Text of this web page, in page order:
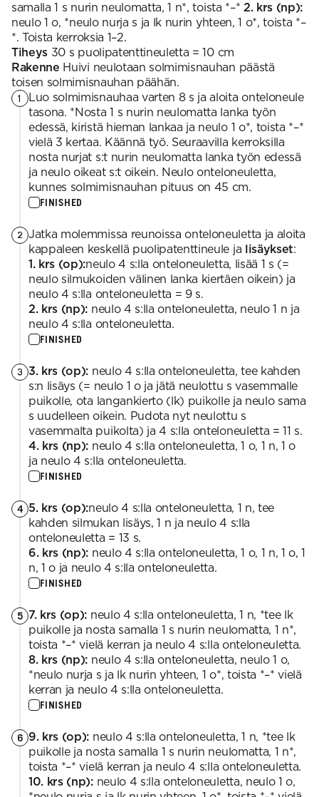
samalla 1 s nurin neulomatta, 1 n*, toista *–* 2. krs (np):
neulo 1 o, *neulo nurja s ja lk nurin yhteen, 1 o*, toista *–
*. Toista kerroksia 1–2.
Tiheys 30 s puolipatenttineuletta = 10 cm
Rakenne Huivi neulotaan solmimisnauhan päästä
toisen solmimisnauhan päähän.
1
Luo solmimisnauhaa varten 8 s ja aloita onteloneule
tasona. *Nosta 1 s nurin neulomatta lanka työn
edessä, kiristä hieman lankaa ja neulo 1 o*, toista *–*
vielä 3 kertaa. Käännä työ. Seuraavilla kerroksilla
nosta nurjat s:t nurin neulomatta lanka työn edessä
ja neulo oikeat s:t oikein. Neulo onteloneuletta,
kunnes solmimisnauhan pituus on 45 cm.
FINISHED
2 Jatka molemmissa reunoissa onteloneuletta ja aloita
kappaleen keskellä puolipatenttineule ja lisäykset:
1. krs (op):neulo 4 s:lla onteloneuletta, lisää 1 s (=
neulo silmukoiden välinen lanka kiertäen oikein) ja
neulo 4 s:lla onteloneuletta = 9 s.
2. krs (np): neulo 4 s:lla onteloneuletta, neulo 1 n ja
neulo 4 s:lla onteloneuletta.
FINISHED
3 3. krs (op): neulo 4 s:lla onteloneuletta, tee kahden
s:n lisäys (= neulo 1 o ja jätä neulottu s vasemmalle
puikolle, ota langankierto (lk) puikolle ja neulo sama
s uudelleen oikein. Pudota nyt neulottu s
vasemmalta puikolta) ja 4 s:lla onteloneuletta = 11 s.
4. krs (np): neulo 4 s:lla onteloneuletta, 1 o, 1 n, 1 o
ja neulo 4 s:lla onteloneuletta.
FINISHED
4 5. krs (op):neulo 4 s:lla onteloneuletta, 1 n, tee
kahden silmukan lisäys, 1 n ja neulo 4 s:lla
onteloneuletta = 13 s.
6. krs (np): neulo 4 s:lla onteloneuletta, 1 o, 1 n, 1 o, 1
n, 1 o ja neulo 4 s:lla onteloneuletta.
FINISHED
5 7. krs (op): neulo 4 s:lla onteloneuletta, 1 n, *tee lk
puikolle ja nosta samalla 1 s nurin neulomatta, 1 n*,
toista *–* vielä kerran ja neulo 4 s:lla onteloneuletta.
8. krs (np): neulo 4 s:lla onteloneuletta, neulo 1 o,
*neulo nurja s ja lk nurin yhteen, 1 o*, toista *–* vielä
kerran ja neulo 4 s:lla onteloneuletta.
FINISHED
6 9. krs (op): neulo 4 s:lla onteloneuletta, 1 n, *tee lk
puikolle ja nosta samalla 1 s nurin neulomatta, 1 n*,
toista *–* vielä kerran ja neulo 4 s:lla onteloneuletta.
10. krs (np):neulo 4 s:lla onteloneuletta, neulo 1 o,